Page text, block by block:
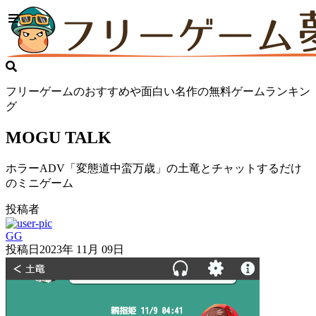
フリーゲームのおすすめや面白い名作の無料ゲームランキン
グ
MOGU TALK
ホラーADV「変態道中蛮万歳」の土竜とチャットするだけ
のミニゲーム
投稿者
GG
投稿日 2023年 11月 09日